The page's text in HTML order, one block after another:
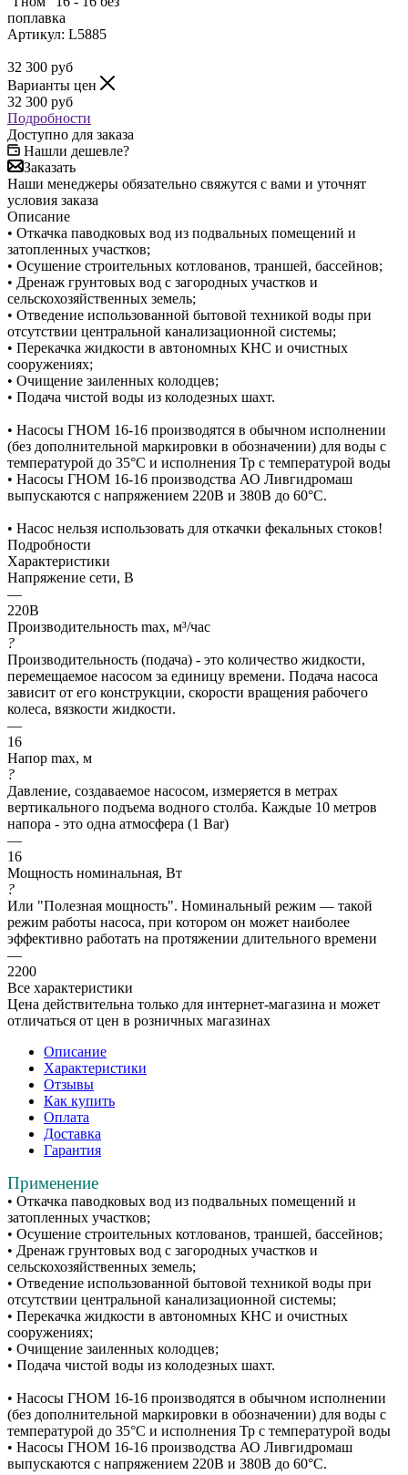
Артикул: L5885
32 300 руб
Варианты цен
32 300 руб
Подробности
Доступно для заказа
Нашли дешевле?
Заказать
Наши менеджеры обязательно свяжутся с вами и уточнят
условия заказа
Описание
• Откачка паводковых вод из подвальных помещений и
затопленных участков;
• Осушение строительных котлованов, траншей, бассейнов;
• Дренаж грунтовых вод с загородных участков и
сельскохозяйственных земель;
• Отведение использованной бытовой техникой воды при
отсутствии центральной канализационной системы;
• Перекачка жидкости в автономных КНС и очистных
сооружениях;
• Очищение заиленных колодцев;
• Подача чистой воды из колодезных шахт.
• Насосы ГНОМ 16-16 производятся в обычном исполнении
(без дополнительной маркировки в обозначении) для воды с
температурой до 35°C и исполнения Тр с температурой воды
• Насосы ГНОМ 16-16 производства АО Ливгидромаш
выпускаются с напряжением 220В и 380В до 60°C.
• Насос нельзя использовать для откачки фекальных стоков!
Подробности
Характеристики
Напряжение сети, В
—
220В
Производительность max, м³/час
?
Производительность (подача) - это количество жидкости,
перемещаемое насосом за единицу времени. Подача насоса
зависит от его конструкции, скорости вращения рабочего
колеса, вязкости жидкости.
—
16
Напор max, м
?
Давление, создаваемое насосом, измеряется в метрах
вертикального подъема водного столба. Каждые 10 метров
напора - это одна атмосфера (1 Bar)
—
16
Мощность номинальная, Вт
?
Или "Полезная мощность". Номинальный режим — такой
режим работы насоса, при котором он может наиболее
эффективно работать на протяжении длительного времени
—
2200
Все характеристики
Цена действительна только для интернет-магазина и может
отличаться от цен в розничных магазинах
Описание
Характеристики
Отзывы
Как купить
Оплата
Доставка
Гарантия
Применение
• Откачка паводковых вод из подвальных помещений и
затопленных участков;
• Осушение строительных котлованов, траншей, бассейнов;
• Дренаж грунтовых вод с загородных участков и
сельскохозяйственных земель;
• Отведение использованной бытовой техникой воды при
отсутствии центральной канализационной системы;
• Перекачка жидкости в автономных КНС и очистных
сооружениях;
• Очищение заиленных колодцев;
• Подача чистой воды из колодезных шахт.
• Насосы ГНОМ 16-16 производятся в обычном исполнении
(без дополнительной маркировки в обозначении) для воды с
температурой до 35°C и исполнения Тр с температурой воды
• Насосы ГНОМ 16-16 производства АО Ливгидромаш
выпускаются с напряжением 220В и 380В до 60°C.